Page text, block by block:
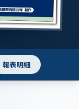
報表明細